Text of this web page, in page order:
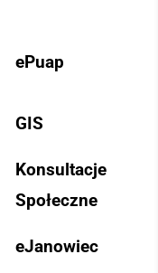
ePuap
GIS
Konsultacje
Społeczne
eJanowiec